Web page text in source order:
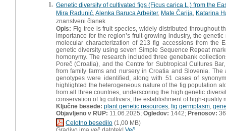
1. Genetic diversity of cultivated figs (Ficus carica L.) from the
Mira Radunić Alenka Baruca Arbeiter, Mate Čarija Katarina
znanstveni članek
Opis: Fig tree is fruit species, widely distributed throughout
importance for the region’s fruit-growing industry, the
molecular characterization of 213 fig accessions from the
genetic diversity using seven Simple Sequence Repeat
homonymy. The research included three genebank
Poreč (Croatia), and the Centre for Subtropical Cultures
from family farms and nursery in Croatia and Slovenia.
genotypes were identified, along with 51 cases of
highlighted the heterogeneous nature of the fig population
from all three countries, underscoring the high genetic
conservation of fig cultivars, the establishment of high-
Ključne besede: plant genetic resources fig germplasm
Objavljeno v RUP: 11.06.2025; Ogledov: 1442; Prenosov: 36
Celotno besedilo (1,00 MB)